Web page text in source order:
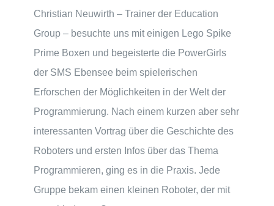
Christian Neuwirth – Trainer der Education
Group – besuchte uns mit einigen Lego Spike
Prime Boxen und begeisterte die PowerGirls
der SMS Ebensee beim spielerischen
Erforschen der Möglichkeiten in der Welt der
Programmierung. Nach einem kurzen aber sehr
interessanten Vortrag über die Geschichte des
Roboters und ersten Infos über das Thema
Programmieren, ging es in die Praxis. Jede
Gruppe bekam einen kleinen Roboter, der mit